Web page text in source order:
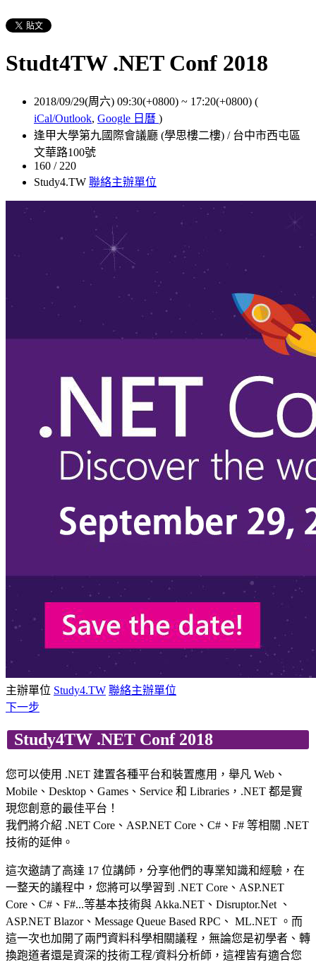
Studt4TW .NET Conf 2018
2018/09/29(周六) 09:30(+0800) ~ 17:20(+0800) (
iCal/Outlook, Google 日曆 )
逢甲大學第九國際會議廳 (學思樓二樓) / 台中市西屯區
文華路100號
160 / 220
Study4.TW 聯絡主辦單位
主辦單位 Study4.TW 聯絡主辦單位
下一步
Study4TW .NET Conf 2018
您可以使用 .NET 建置各種平台和裝置應用，舉凡 Web、
Mobile、Desktop、Games、Service 和 Libraries，.NET 都是實
現您創意的最佳平台！
我們將介紹 .NET Core、ASP.NET Core、C#、F# 等相關 .NET
技術的延伸。
這次邀請了高達 17 位講師，分享他們的專業知識和經驗，在
一整天的議程中，您將可以學習到 .NET Core、ASP.NET
Core、C#、F#...等基本技術與 Akka.NET、Disruptor.Net 、
ASP.NET Blazor、Message Queue Based RPC、 ML.NET 。而
這一次也加開了兩門資料科學相關議程，無論您是初學者、轉
換跑道者還是資深的技術工程/資料分析師，這裡皆有適合您